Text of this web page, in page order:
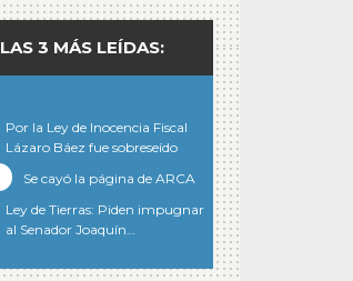
LAS 3 MÁS LEÍDAS:
Por la Ley de Inocencia Fiscal
Lázaro Báez fue sobreseído
Se cayó la página de ARCA
Ley de Tierras: Piden impugnar
al Senador Joaquín…